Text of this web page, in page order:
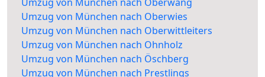
Umzug von München nach Oberwies
Umzug von München nach Oberwittleiters
Umzug von München nach Ohnholz
Umzug von München nach Öschberg
Umzug von München nach Prestlings